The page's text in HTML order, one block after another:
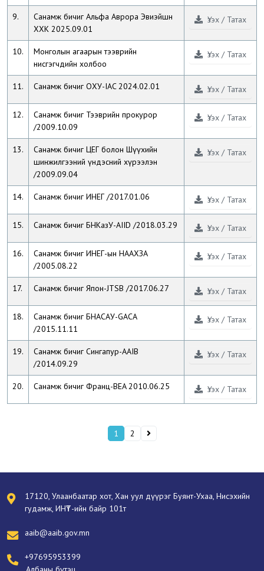
9.
Санамж бичиг Альфа Аврора Эвиэйшн
ХХК 2025.09.01
Үзэх / Татах
10.
Монголын агаарын тээврийн
нисгэгчдийн холбоо
Үзэх / Татах
11. Санамж бичиг ОХУ-IAC 2024.02.01 Үзэх / Татах
12.
Санамж бичиг Тээврийн прокурор
/2009.10.09
Үзэх / Татах
13.
Санамж бичиг ЦЕГ болон Шүүхийн
шинжилгээний үндэсний хүрээлэн
/2009.09.04
Үзэх / Татах
14. Санамж бичиг ИНЕГ /2017.01.06 Үзэх / Татах
15. Санамж бичиг БНКазУ-AIID /2018.03.29 Үзэх / Татах
16.
Санамж бичиг ИНЕГ-ын НААХЗА
/2005.08.22
Үзэх / Татах
17. Санамж бичиг Япон-JTSB /2017.06.27 Үзэх / Татах
18.
Санамж бичиг БНAСAУ-GACA
/2015.11.11
Үзэх / Татах
19.
Санамж бичиг Сингапур-АAIB
/2014.09.29
Үзэх / Татах
20. Санамж бичиг Франц-BEA 2010.06.25 Үзэх / Татах
1 2
17120, Улаанбаатар хот, Хан уул дүүрэг Буянт-Ухаа, Нисэхийн
гудамж, ИНҮТ-ийн байр 101т
aaib@aaib.gov.mn
+97695953399